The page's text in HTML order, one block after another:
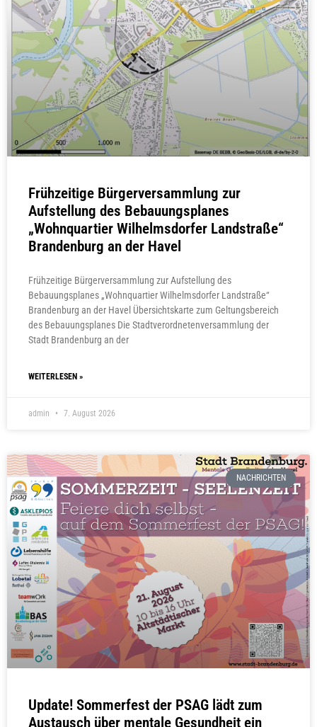
Frühzeitige Bürgerversammlung zur
Aufstellung des Bebauungsplanes
„Wohnquartier Wilhelmsdorfer Landstraße“
Brandenburg an der Havel
Frühzeitige Bürgerversammlung zur Aufstellung des
Bebauungsplanes „Wohnquartier Wilhelmsdorfer Landstraße“
Brandenburg an der Havel Übersichtskarte zum Geltungsbereich
des Bebauungsplanes Die Stadtverordnetenversammlung der
Stadt Brandenburg an der
WEITERLESEN »
admin 7. August 2026
NACHRICHTEN
Update! Sommerfest der PSAG lädt zum
Austausch über mentale Gesundheit ein